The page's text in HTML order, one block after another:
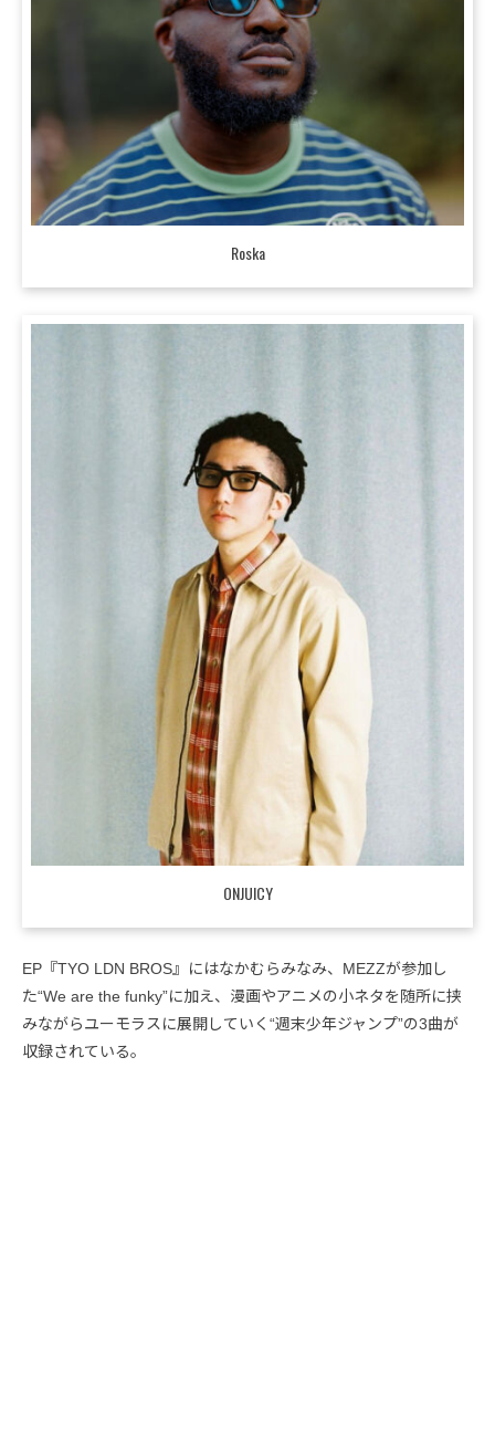
Roska
ONJUICY
EP『TYO LDN BROS』にはなかむらみなみ、MEZZが参加し
た“We are the funky”に加え、漫画やアニメの小ネタを随所に挟
みながらユーモラスに展開していく“週末少年ジャンプ”の3曲が
収録されている。